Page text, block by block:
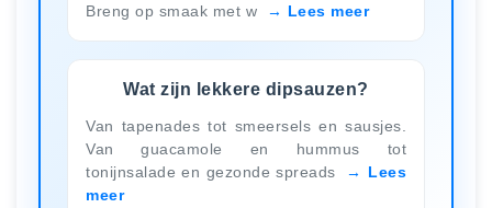
Breng op smaak met w
Lees meer
Wat zijn lekkere dipsauzen?
Van tapenades tot smeersels en sausjes.
Van guacamole en hummus tot
tonijnsalade en gezonde spreads
Lees
meer